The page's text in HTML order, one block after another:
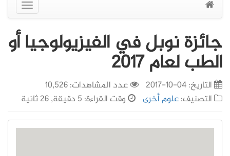
عرض
القائمة
جائزة نوبل في الفيزيولوجيا أو
الطب لعام 2017
التاريخ:04-10-2017
عدد المشاهدات: 10,526
التصنيف:علوم أخرى وقت القراءة: 5 دقيقة, 26 ثانية